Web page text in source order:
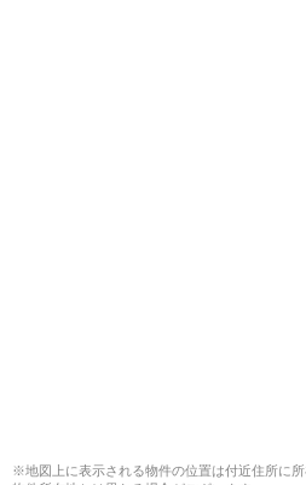
※地図上に表示される物件の位置は付近住所に